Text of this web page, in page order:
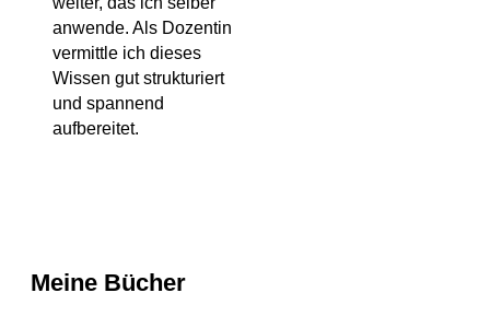
anwende. Als Dozentin
vermittle ich dieses
Wissen gut strukturiert
und spannend
aufbereitet.
Meine Bücher